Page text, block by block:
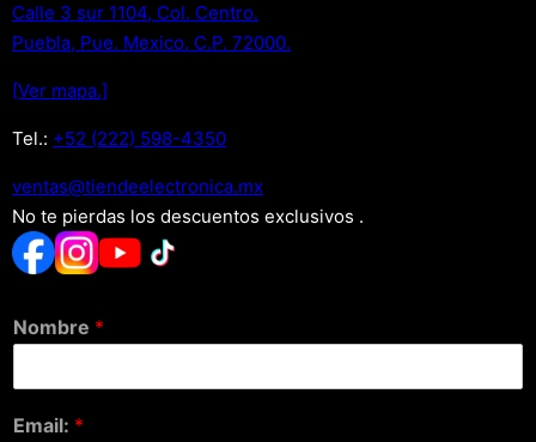
Calle 3 sur 1104, Col. Centro.
Puebla, Pue. Mexico. C.P. 72000.
[Ver mapa.]
Tel.: +52 (222) 598-4350
xm.acinortceleedneit@satnev
No te pierdas los descuentos exclusivos .
Nombre *
Email: *